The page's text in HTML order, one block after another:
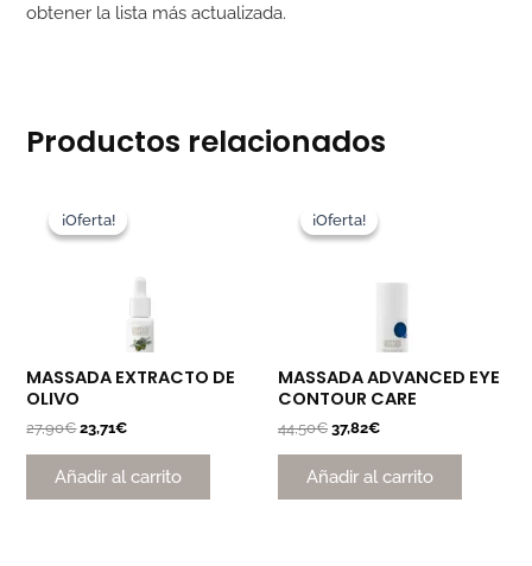
obtener la lista más actualizada.
Productos relacionados
¡Oferta!
¡Oferta!
MASSADA EXTRACTO DE
OLIVO
27,90€
precio
original
23,71€
actual
Añadir al carrito
¡Oferta!
¡Oferta!
MASSADA ADVANCED EYE
CONTOUR CARE
44,50€
precio
original
37,82€
Añadir al carrito